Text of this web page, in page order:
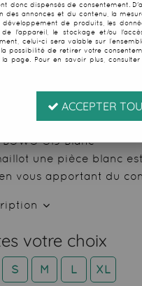
une
le premier à donner
€TTC au lieu
du01/08/26
BSWS-S13 Blanc
une pièce blanc
vous apportant du
votre choix
S M L XL
donc dispensés de consentement.
des annonces et du contenu, la
de produits, les
l'appareil, le stockage et/ou
celui-ci sera valable sur
possibilité de retirer votre
page. Pour en savoir plus, consulter
ACCEPTER